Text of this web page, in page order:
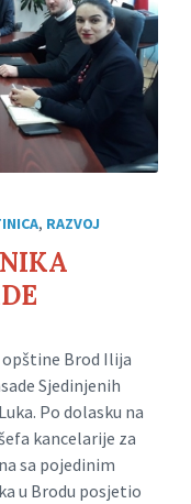
, RAZVOJ
opštine Brod Ilija
Sjedinjenih
Po dolasku na
kancelarije za
sa pojedinim
u Brodu posjetio